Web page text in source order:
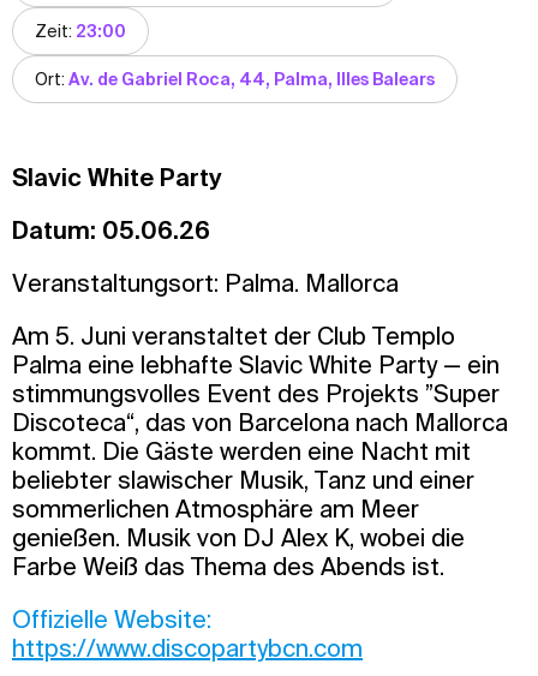
Zeit: 23:00
Ort: Av. de Gabriel Roca, 44, Palma, Illes Balears
Slavic White Party
Datum: 05.06.26
Veranstaltungsort: Palma. Mallorca
Am 5. Juni veranstaltet der Club Templo
Palma eine lebhafte Slavic White Party — ein
stimmungsvolles Event des Projekts ”Super
Discoteca“, das von Barcelona nach Mallorca
kommt. Die Gäste werden eine Nacht mit
beliebter slawischer Musik, Tanz und einer
sommerlichen Atmosphäre am Meer
genießen. Musik von DJ Alex K, wobei die
Farbe Weiß das Thema des Abends ist.
Offizielle Website:
https://www.discopartybcn.com